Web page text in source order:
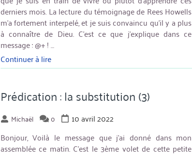
derniers mois. La lecture du témoignage de Rees Howells
m’a fortement interpelé, et je suis convaincu qu’il y a plus
à connaître de Dieu. C’est ce que j’explique dans ce
message : @+ ! …
Continuer à lire« Prédication
:
faim
et
soif
de
Dieu »
Prédication : la substitution (3)
Michaël 0
10 avril 2022
Bonjour, Voilà le message que j’ai donné dans mon
assemblée ce matin. C’est le 3ème volet de cette petite